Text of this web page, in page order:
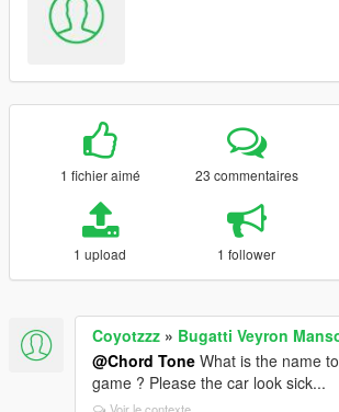
1 fichier aimé 23 commentaires
1 upload 1 follower
Coyotzzz » Bugatti Veyron
@Chord Tone What is the name
game ? Please the car look sick...